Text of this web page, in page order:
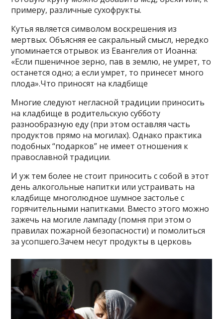
примеру, различные сухофрукты.
Кутья является символом воскрешения из
мертвых. Объясняя ее сакральный смысл, нередко
упоминается отрывок из Евангелия от Иоанна:
«Если пшеничное зерно, пав в землю, не умрет, то
останется одно; а если умрет, то принесет много
плода».Что приносят на кладбище
Многие следуют негласной традиции приносить
на кладбище в родительскую субботу
разнообразную еду (при этом оставляя часть
продуктов прямо на могилах). Однако практика
подобных “подарков” не имеет отношения к
православной традиции.
И уж тем более не стоит приносить с собой в этот
день алкогольные напитки или устраивать на
кладбище многолюдное шумное застолье с
горячительными напитками. Вместо этого можно
зажечь на могиле лампаду (помня при этом о
правилах пожарной безопасности) и помолиться
за усопшего.Зачем несут продукты в церковь